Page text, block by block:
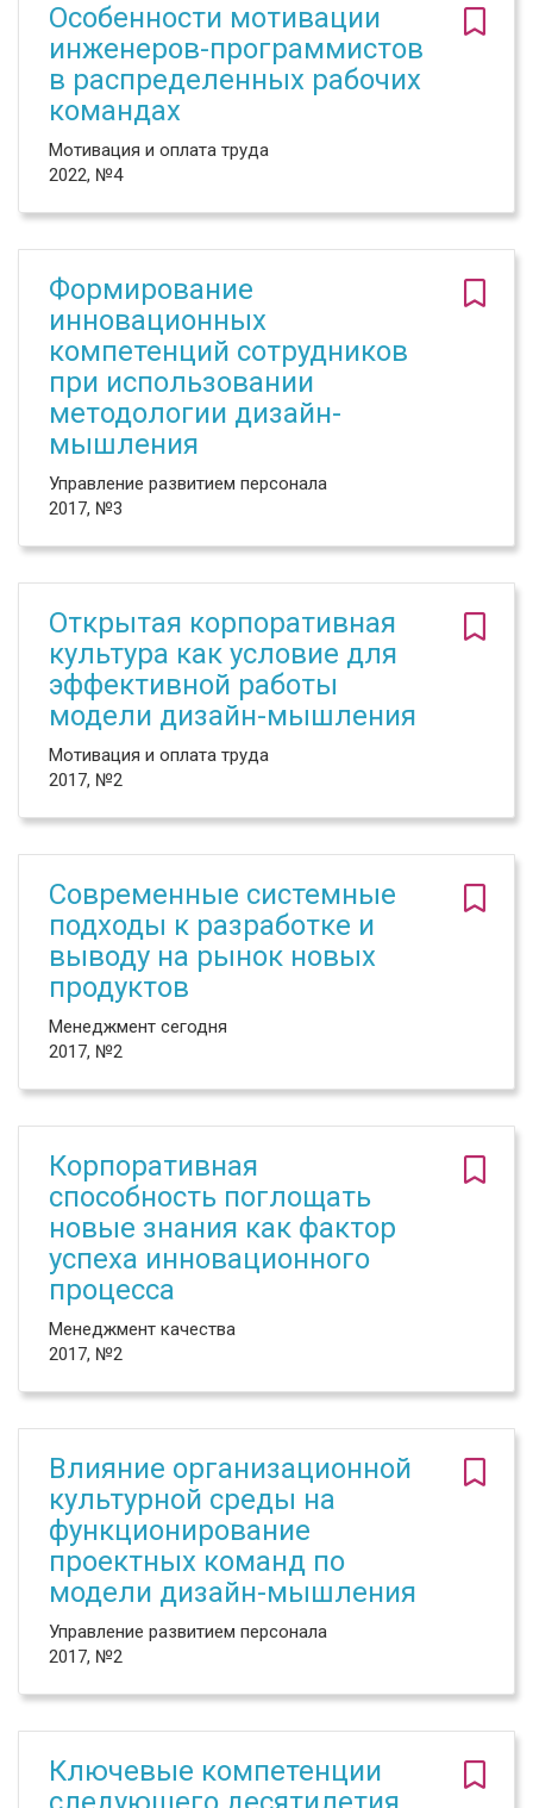
Особенности мотивации
инженеров-программистов
в распределенных рабочих
командах
Мотивация и оплата труда
2022, №4
Формирование
инновационных
компетенций сотрудников
при использовании
методологии дизайн-
мышления
Управление развитием персонала
2017, №3
Открытая корпоративная
культура как условие для
эффективной работы
модели дизайн-мышления
Мотивация и оплата труда
2017, №2
Современные системные
подходы к разработке и
выводу на рынок новых
продуктов
Менеджмент сегодня
2017, №2
Корпоративная
способность поглощать
новые знания как фактор
успеха инновационного
процесса
Менеджмент качества
2017, №2
Влияние организационной
культурной среды на
функционирование
проектных команд по
модели дизайн-мышления
Управление развитием персонала
2017, №2
Ключевые компетенции